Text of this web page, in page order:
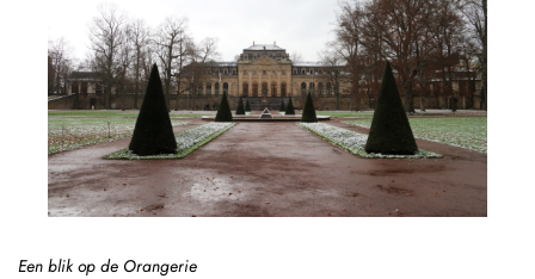
Een blik op de Orangerie